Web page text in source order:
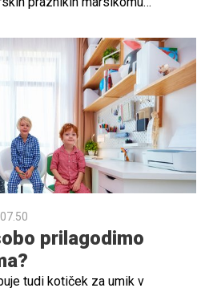
Srce parajoče pa so zgodbe
dneh sprašujejo, zakaj jim
čemu so prepuščeni sami sebi.
12-letnice, ki je pretreslo
prilagodimo
tudi kotiček za umik v